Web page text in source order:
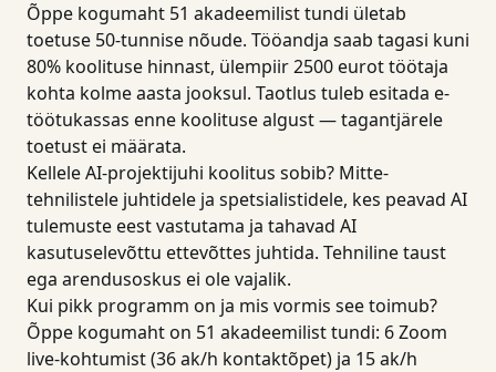
Õppe kogumaht 51 akadeemilist tundi ületab
toetuse 50-tunnise nõude. Tööandja saab tagasi kuni
80% koolituse hinnast, ülempiir 2500 eurot töötaja
kohta kolme aasta jooksul. Taotlus tuleb esitada e-
töötukassas enne koolituse algust — tagantjärele
toetust ei määrata.
Kellele AI-projektijuhi koolitus sobib? Mitte-
tehnilistele juhtidele ja spetsialistidele, kes peavad AI
tulemuste eest vastutama ja tahavad AI
kasutuselevõttu ettevõttes juhtida. Tehniline taust
ega arendusoskus ei ole vajalik.
Kui pikk programm on ja mis vormis see toimub?
Õppe kogumaht on 51 akadeemilist tundi: 6 Zoom
live-kohtumist (36 ak/h kontaktõpet) ja 15 ak/h